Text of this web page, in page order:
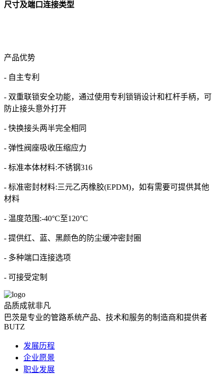
尺寸及端口连接类型
产品优势
- 自主专利
- 双重联锁安全功能，通过使用专利锁销设计和杠杆手柄，可
防止接头意外打开
- 快换接头两半完全相同
- 弹性阀座吸收压缩应力
- 标准本体材料:不锈钢316
- 标准密封材料:三元乙丙橡胶(EPDM)，如有需要可提供其他
材料
- 温度范围:-40°C至120°C
- 提供红、蓝、黑颜色的防尘缓冲密封圈
- 多种端口连接选项
- 可接受定制
品质成就非凡
巴茨是专业的管路系统产品、技术和服务的制造商和提供者
BUTZ
发展历程
企业愿景
职业发展